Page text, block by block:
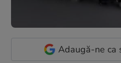
Adaugă-ne ca